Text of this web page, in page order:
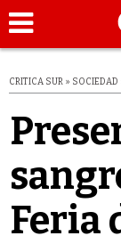
CRITICA SUR » SOCIEDAD
Feria